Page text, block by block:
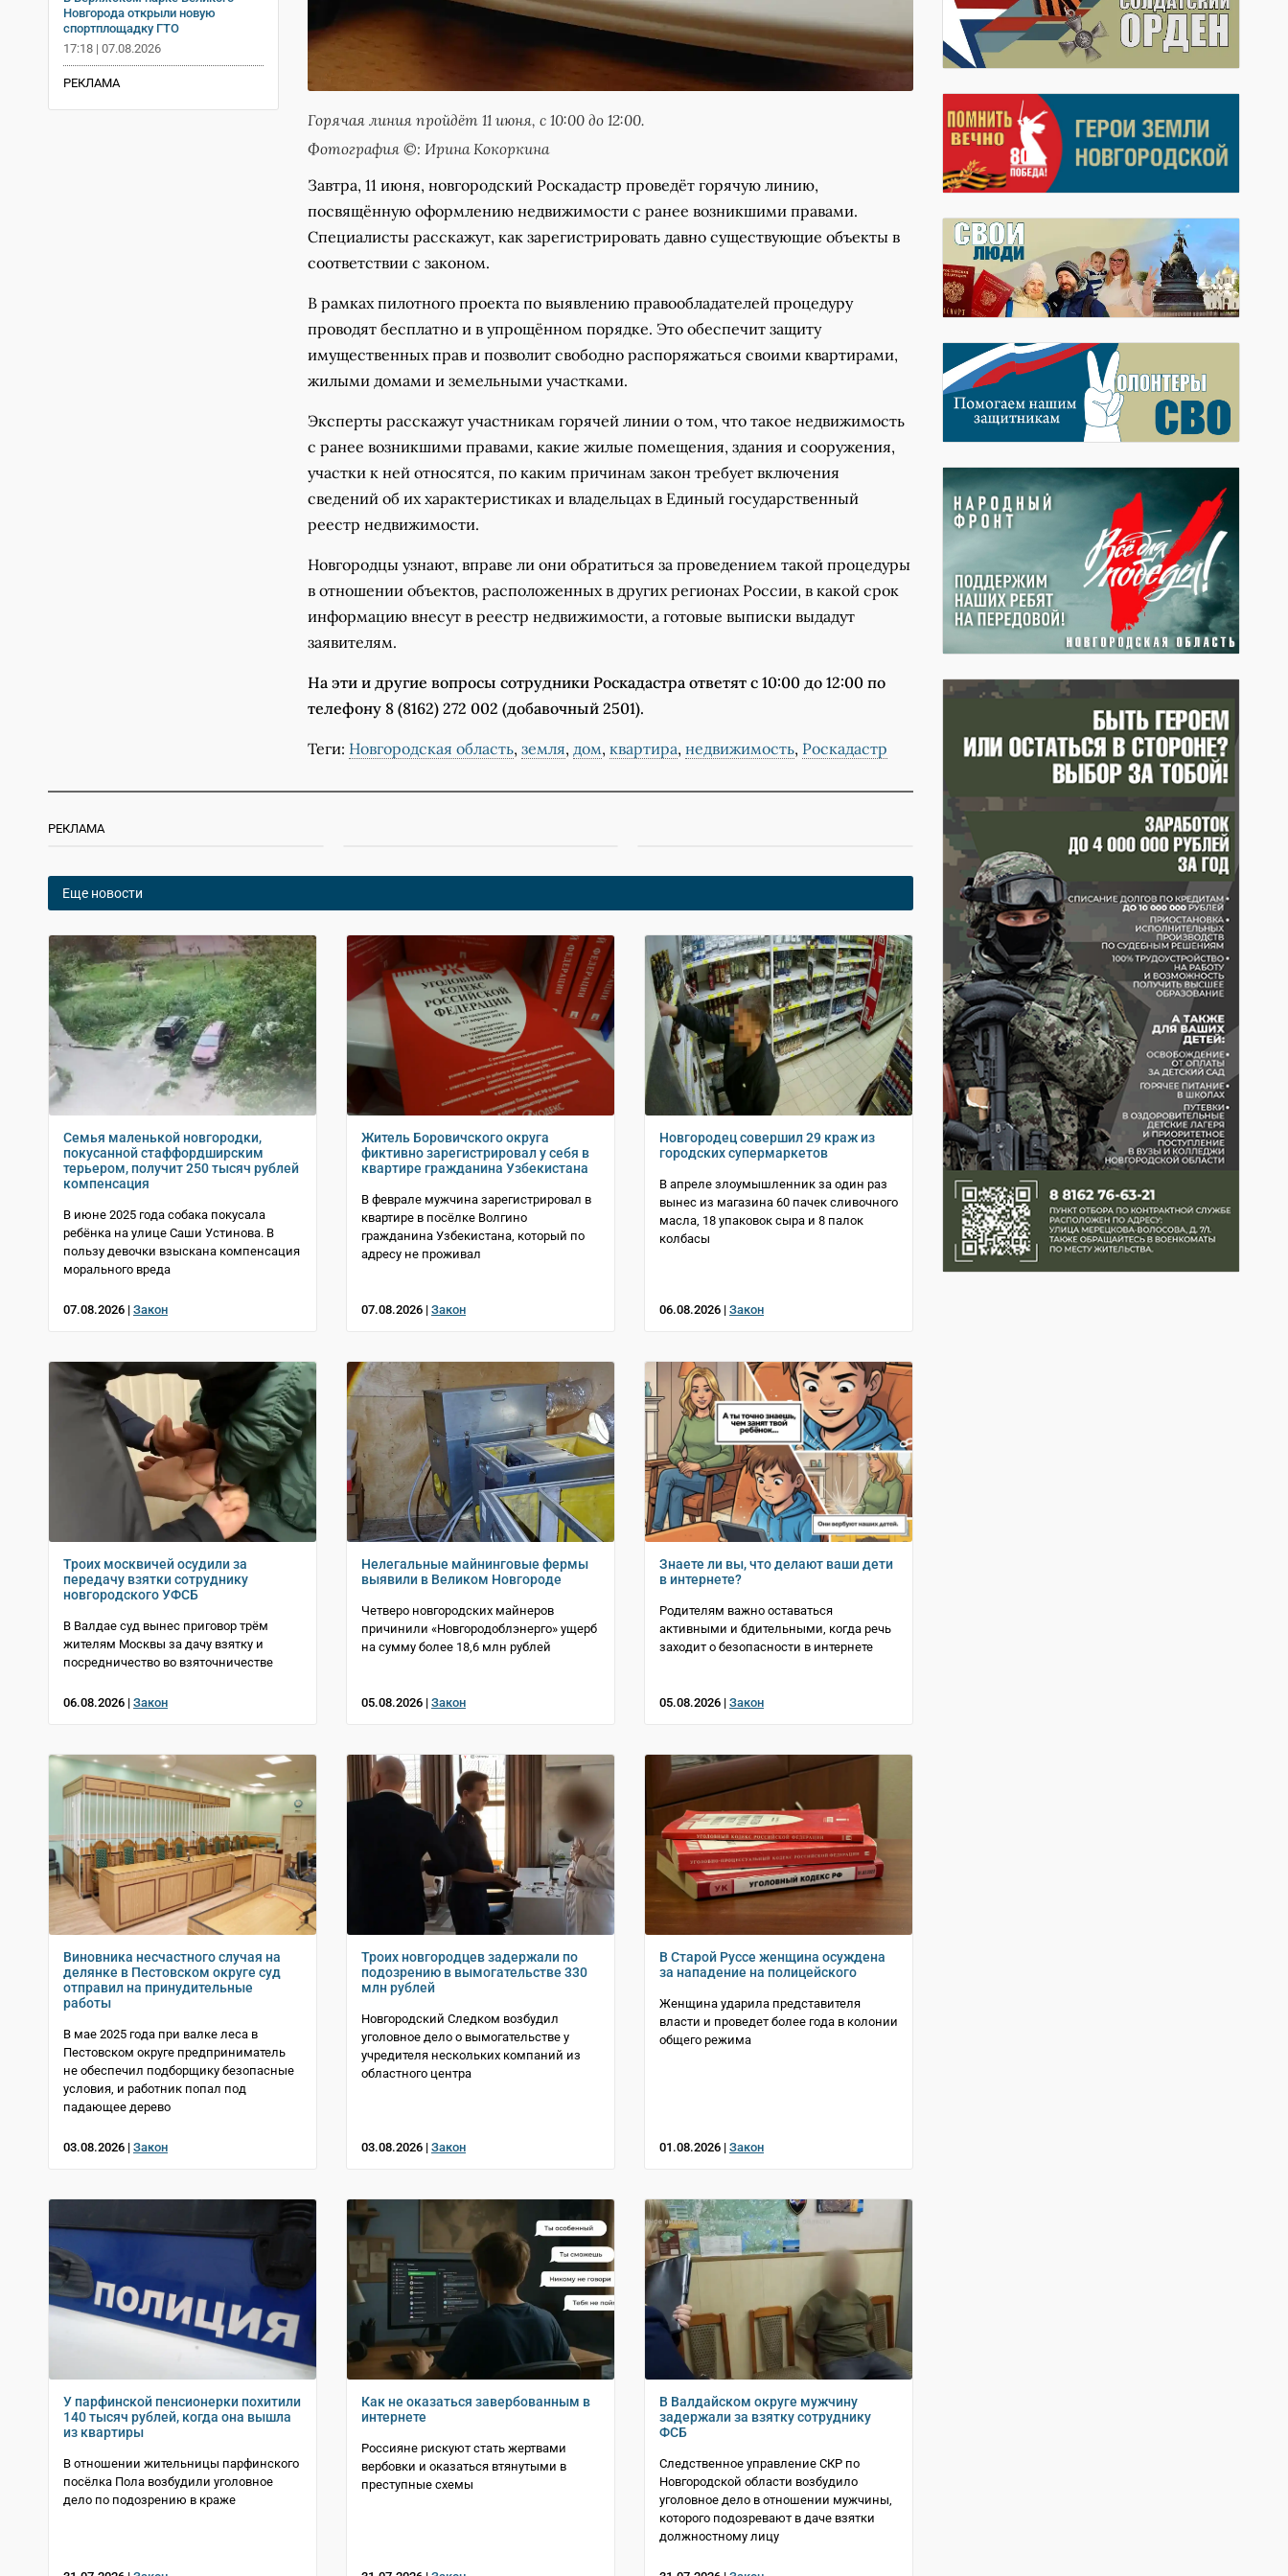
Новгорода открыли новую
спортплощадку ГТО
17:18 | 07.08.2026
РЕКЛАМА
Горячая линия пройдёт 11 июня, с 10:00 до 12:00.
Фотография ©: Ирина Кокоркина
Завтра, 11 июня, новгородский Роскадастр проведёт горячую линию,
посвящённую оформлению недвижимости с ранее возникшими правами.
Специалисты расскажут, как зарегистрировать давно существующие объекты в
соответствии с законом.
В рамках пилотного проекта по выявлению правообладателей процедуру
проводят бесплатно и в упрощённом порядке. Это обеспечит защиту
имущественных прав и позволит свободно распоряжаться своими квартирами,
жилыми домами и земельными участками.
Эксперты расскажут участникам горячей линии о том, что такое недвижимость
с ранее возникшими правами, какие жилые помещения, здания и сооружения,
участки к ней относятся, по каким причинам закон требует включения
сведений об их характеристиках и владельцах в Единый государственный
реестр недвижимости.
Новгородцы узнают, вправе ли они обратиться за проведением такой процедуры
в отношении объектов, расположенных в других регионах России, в какой срок
информацию внесут в реестр недвижимости, а готовые выписки выдадут
заявителям.
На эти и другие вопросы сотрудники Роскадастра ответят с 10:00 до 12:00 по
телефону 8 (8162) 272 002 (добавочный 2501).
Теги: Новгородская область, земля, дом, квартира, недвижимость, Роскадастр
РЕКЛАМА
Еще новости
Семья маленькой новгородки,
покусанной стаффордширским
терьером, получит 250 тысяч рублей
компенсация
В июне 2025 года собака покусала
ребёнка на улице Саши Устинова. В
пользу девочки взыскана компенсация
морального вреда
07.08.2026 | Закон
Житель Боровичского округа
фиктивно зарегистрировал у себя в
квартире гражданина Узбекистана
В феврале мужчина зарегистрировал в
квартире в посёлке Волгино
гражданина Узбекистана, который по
адресу не проживал
07.08.2026 | Закон
Новгородец совершил 29 краж из
городских супермаркетов
В апреле злоумышленник за один раз
вынес из магазина 60 пачек сливочного
масла, 18 упаковок сыра и 8 палок
колбасы
06.08.2026 | Закон
Троих москвичей осудили за
передачу взятки сотруднику
новгородского УФСБ
В Валдае суд вынес приговор трём
жителям Москвы за дачу взятку и
посредничество во взяточничестве
06.08.2026 | Закон
Нелегальные майнинговые фермы
выявили в Великом Новгороде
Четверо новгородских майнеров
причинили «Новгородоблэнерго» ущерб
на сумму более 18,6 млн рублей
05.08.2026 | Закон
Знаете ли вы, что делают ваши дети
в интернете?
Родителям важно оставаться
активными и бдительными, когда речь
заходит о безопасности в интернете
05.08.2026 | Закон
Виновника несчастного случая на
делянке в Пестовском округе суд
отправил на принудительные
работы
В мае 2025 года при валке леса в
Пестовском округе предприниматель
не обеспечил подборщику безопасные
условия, и работник попал под
падающее дерево
03.08.2026 | Закон
Троих новгородцев задержали по
подозрению в вымогательстве 330
млн рублей
Новгородский Следком возбудил
уголовное дело о вымогательстве у
учредителя нескольких компаний из
областного центра
03.08.2026 | Закон
В Старой Руссе женщина осуждена
за нападение на полицейского
Женщина ударила представителя
власти и проведет более года в колонии
общего режима
01.08.2026 | Закон
У парфинской пенсионерки похитили
140 тысяч рублей, когда она вышла
из квартиры
В отношении жительницы парфинского
посёлка Пола возбудили уголовное
дело по подозрению в краже
Как не оказаться завербованным в
интернете
Россияне рискуют стать жертвами
вербовки и оказаться втянутыми в
преступные схемы
В Валдайском округе мужчину
задержали за взятку сотруднику
ФСБ
Следственное управление СКР по
Новгородской области возбудило
уголовное дело в отношении мужчины,
которого подозревают в даче взятки
должностному лицу